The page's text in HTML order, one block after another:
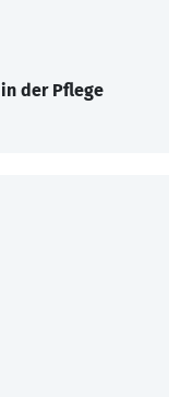
der Pflege